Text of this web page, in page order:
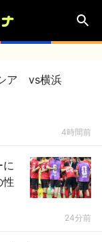
シア vs横浜
4時間前
に
性
24分前